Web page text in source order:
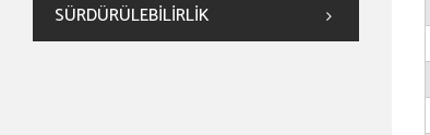
SÜRDÜRÜLEBILIRLIK